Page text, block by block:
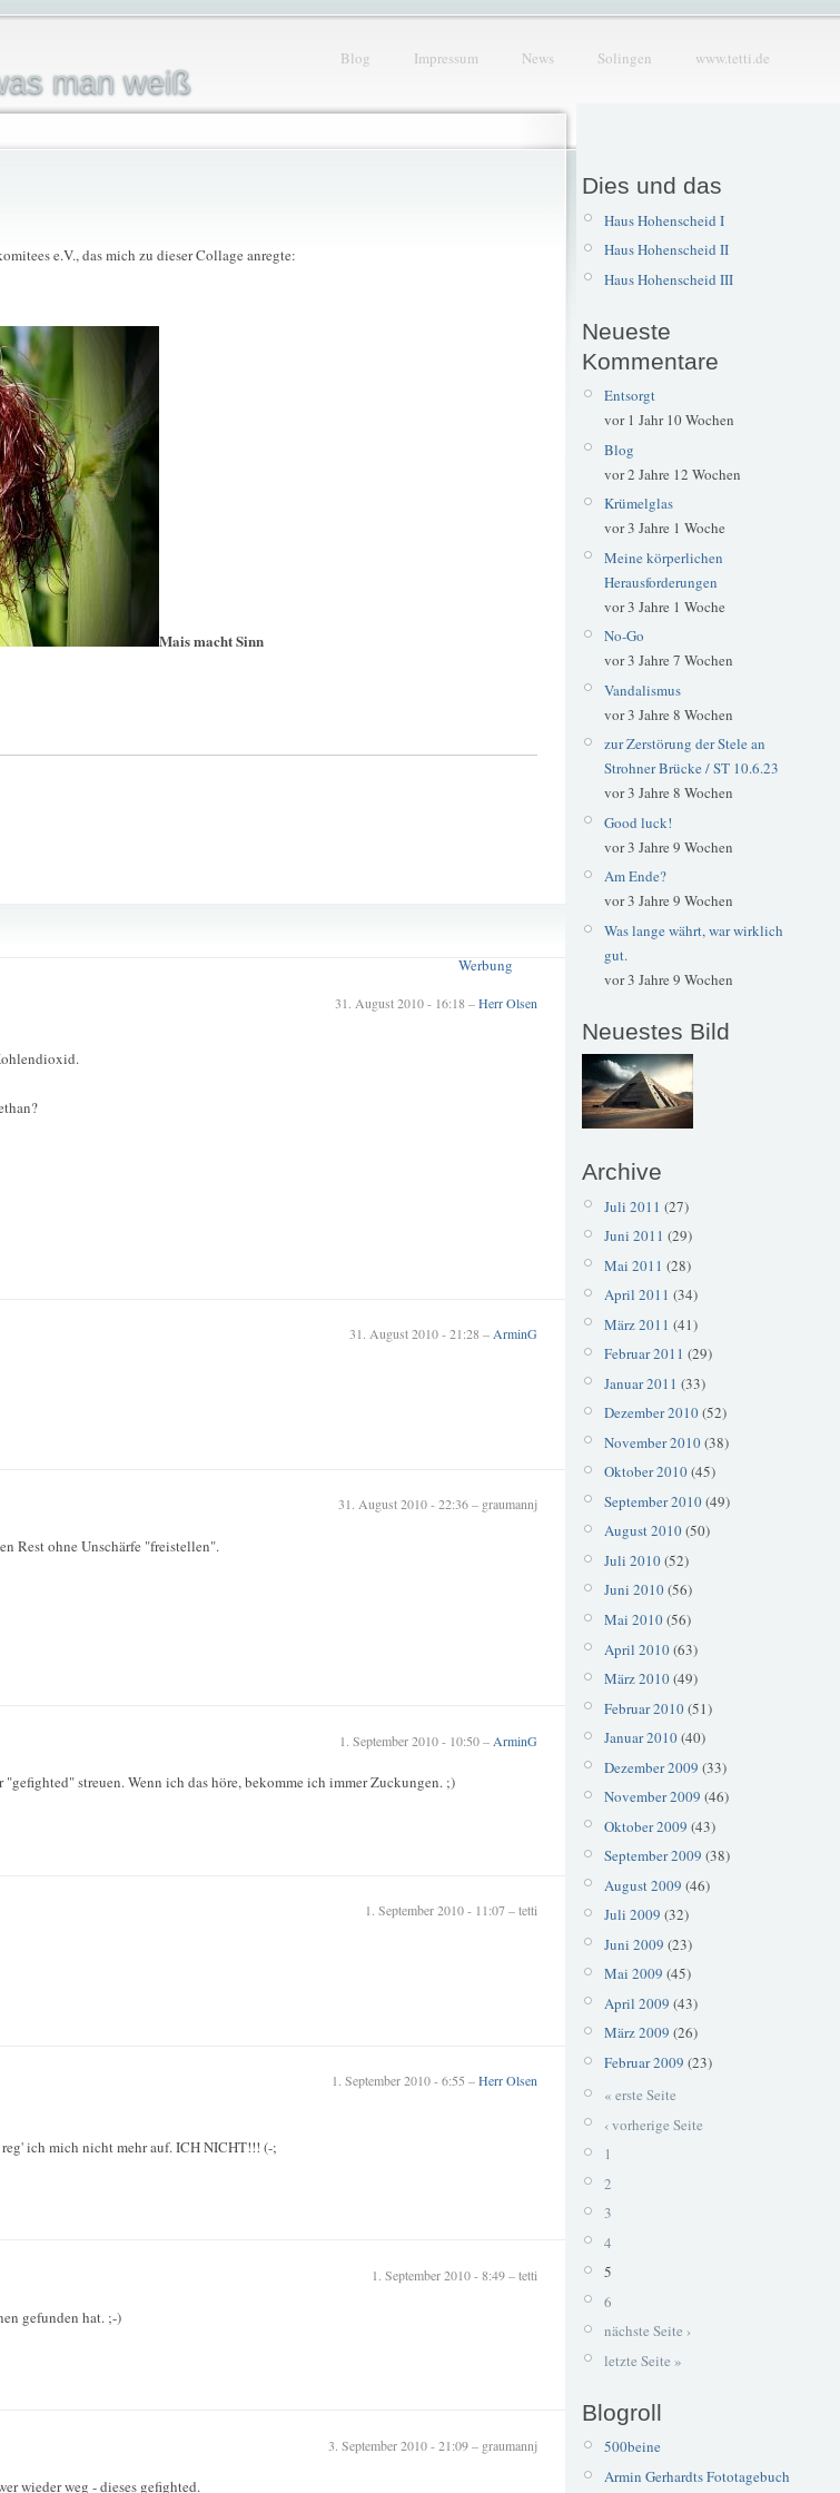
man weiß
Blog Impressum News Solingen www.tetti.de
e.V., das mich zu dieser Collage anregte:
Mais macht Sinn
Werbung
31. August 2010 - 16:18 –Herr Olsen
31. August 2010 - 21:28 –ArminG
31. August 2010 - 22:36 – graumannj
Rest ohne Unschärfe "freistellen".
1. September 2010 - 10:50 – ArminG
streuen. Wenn ich das höre, bekomme ich immer Zuckungen. ;)
1. September 2010 - 11:07 – tetti
1. September 2010 - 6:55 –Herr Olsen
ich mich nicht mehr auf. ICH NICHT!!! (-;
1. September 2010 - 8:49 – tetti
gefunden hat. ;-)
3. September 2010 - 21:09 – graumannj
wieder weg - dieses gefighted.
Dies und das
Haus Hohenscheid I
Haus Hohenscheid II
Haus Hohenscheid III
Neueste
Kommentare
Entsorgt
vor 1 Jahr 10 Wochen
Blog
vor 2 Jahre 12 Wochen
Krümelglas
vor 3 Jahre 1 Woche
Meine körperlichen
Herausforderungen
vor 3 Jahre 1 Woche
No-Go
vor 3 Jahre 7 Wochen
Vandalismus
vor 3 Jahre 8 Wochen
zur Zerstörung der Stele an
Strohner Brücke / ST 10.6.23
vor 3 Jahre 8 Wochen
Good luck!
vor 3 Jahre 9 Wochen
Am Ende?
vor 3 Jahre 9 Wochen
Was lange währt, war wirklich
gut.
vor 3 Jahre 9 Wochen
Neuestes Bild
Archive
Juli 2011 (27)
Juni 2011 (29)
Mai 2011 (28)
April 2011 (34)
März 2011 (41)
Februar 2011 (29)
Januar 2011 (33)
Dezember 2010(52)
November 2010(38)
Oktober 2010(45)
September 2010(49)
August 2010(50)
Juli 2010(52)
Juni 2010(56)
Mai 2010(56)
April 2010(63)
März 2010(49)
Februar 2010(51)
Januar 2010(40)
Dezember 2009 (33)
November 2009 (46)
Oktober 2009 (43)
September 2009 (38)
August 2009 (46)
Juli 2009 (32)
Juni 2009 (23)
Mai 2009 (45)
April 2009 (43)
März 2009 (26)
Februar 2009 (23)
« erste Seite
‹ vorherige Seite
1
2
3
4
5
6
nächste Seite ›
letzte Seite »
Blogroll
500beine
Armin Gerhardts Fototagebuch